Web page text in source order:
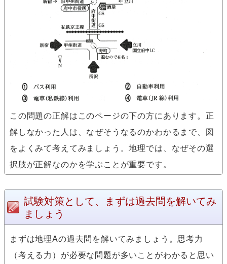
この問題の正解はこのページの下の方にあります。正
解しなかった人は、なぜそうなるのかわかるまで、図
をよくみて考えてみましょう。地理では、なぜその選
択肢が正解なのかを学ぶことが重要です。
試験対策として、まずは過去問を解いてみ
ましょう
まずは地理Aの過去問を解いてみましょう。思考力
（考える力）が必要な問題が多いことがわかると思い